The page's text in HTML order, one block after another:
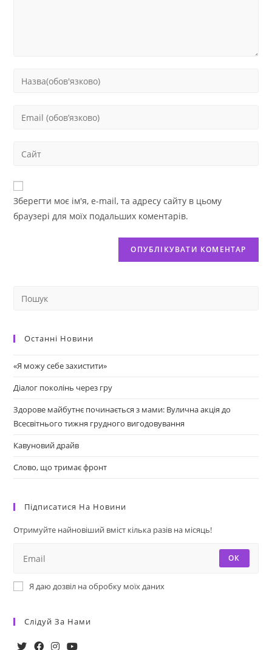
Зберегти моє ім'я, e-mail, та адресу сайту в цьому
браузері для моїх подальших коментарів.
Останні Новини
«Я можу себе захистити»
Діалог поколінь через гру
Здорове майбутнє починається з мами: Вулична акція до
Всесвітнього тижня грудного вигодовування
Кавуновий драйв
Слово, що тримає фронт
Підписатися На Новини
Отримуйте найновіший вміст кілька разів на місяць!
ОК
Я даю дозвіл на обробку моїх даних
Слідуй За Нами